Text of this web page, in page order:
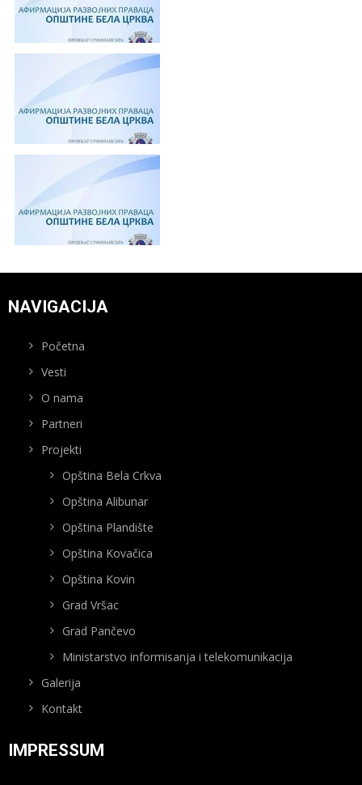
NAVIGACIJA
Početna
Vesti
O nama
Partneri
Projekti
Opština Bela Crkva
Opština Alibunar
Opština Plandište
Opština Kovačica
Opština Kovin
Grad Vršac
Grad Pančevo
Ministarstvo informisanja i telekomunikacija
Galerija
Kontakt
IMPRESSUM